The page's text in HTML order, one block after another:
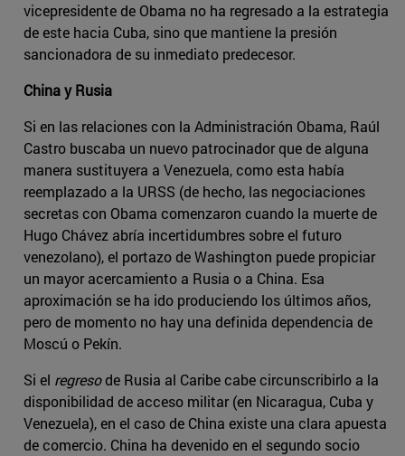
vicepresidente de Obama no ha regresado a la estrategia
de este hacia Cuba, sino que mantiene la presión
sancionadora de su inmediato predecesor.
China y Rusia
Si en las relaciones con la Administración Obama, Raúl
Castro buscaba un nuevo patrocinador que de alguna
manera sustituyera a Venezuela, como esta había
reemplazado a la URSS (de hecho, las negociaciones
secretas con Obama comenzaron cuando la muerte de
Hugo Chávez abría incertidumbres sobre el futuro
venezolano), el portazo de Washington puede propiciar
un mayor acercamiento a Rusia o a China. Esa
aproximación se ha ido produciendo los últimos años,
pero de momento no hay una definida dependencia de
Moscú o Pekín.
Si el regresode Rusia al Caribe cabe circunscribirlo a la
disponibilidad de acceso militar (en Nicaragua, Cuba y
Venezuela), en el caso de China existe una clara apuesta
de comercio. China ha devenido en el segundo socio